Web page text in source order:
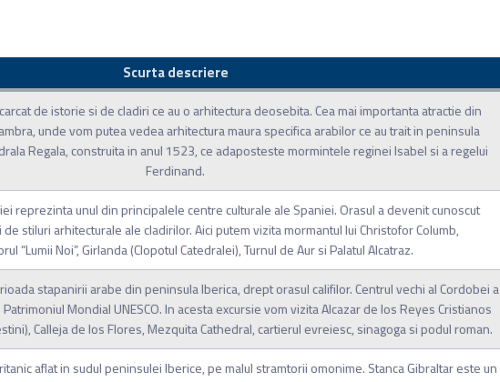
Scurta descriere
de istorie si de cladiri ce au o arhitectura deosebita. Cea mai importanta atractie din
unde vom putea vedea arhitectura maura specifica arabilor ce au trait in peninsula
Regala, construita in anul 1523, ce adaposteste mormintele reginei Isabel si a regelui
Ferdinand.
reprezinta unul din principalele centre culturale ale Spaniei. Orasul a devenit cunoscut
stiluri arhitecturale ale cladirilor. Aici putem vizita mormantul lui Christofor Columb,
“Lumii Noi”, Girlanda (Clopotul Catedralei), Turnul de Aur si Palatul Alcatraz.
stapanirii arabe din peninsula Iberica, drept orasul califilor. Centrul vechi al Cordobei a
Mondial UNESCO. In acesta excursie vom vizita Alcazar de los Reyes Cristianos
Calleja de los Flores, Mezquita Cathedral, cartierul evreiesc, sinagoga si podul roman.
aflat in sudul peninsulei Iberice, pe malul stramtorii omonime. Stanca Gibraltar este un